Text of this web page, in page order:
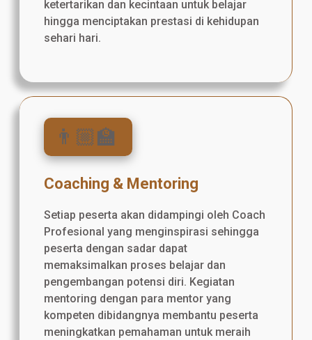
ketertarikan dan kecintaan untuk belajar
hingga menciptakan prestasi di kehidupan
sehari hari.
👨🏼‍🏫
Coaching & Mentoring
Setiap peserta akan didampingi oleh Coach
Profesional yang menginspirasi sehingga
peserta dengan sadar dapat
memaksimalkan proses belajar dan
pengembangan potensi diri. Kegiatan
mentoring dengan para mentor yang
kompeten dibidangnya membantu peserta
meningkatkan pemahaman untuk meraih